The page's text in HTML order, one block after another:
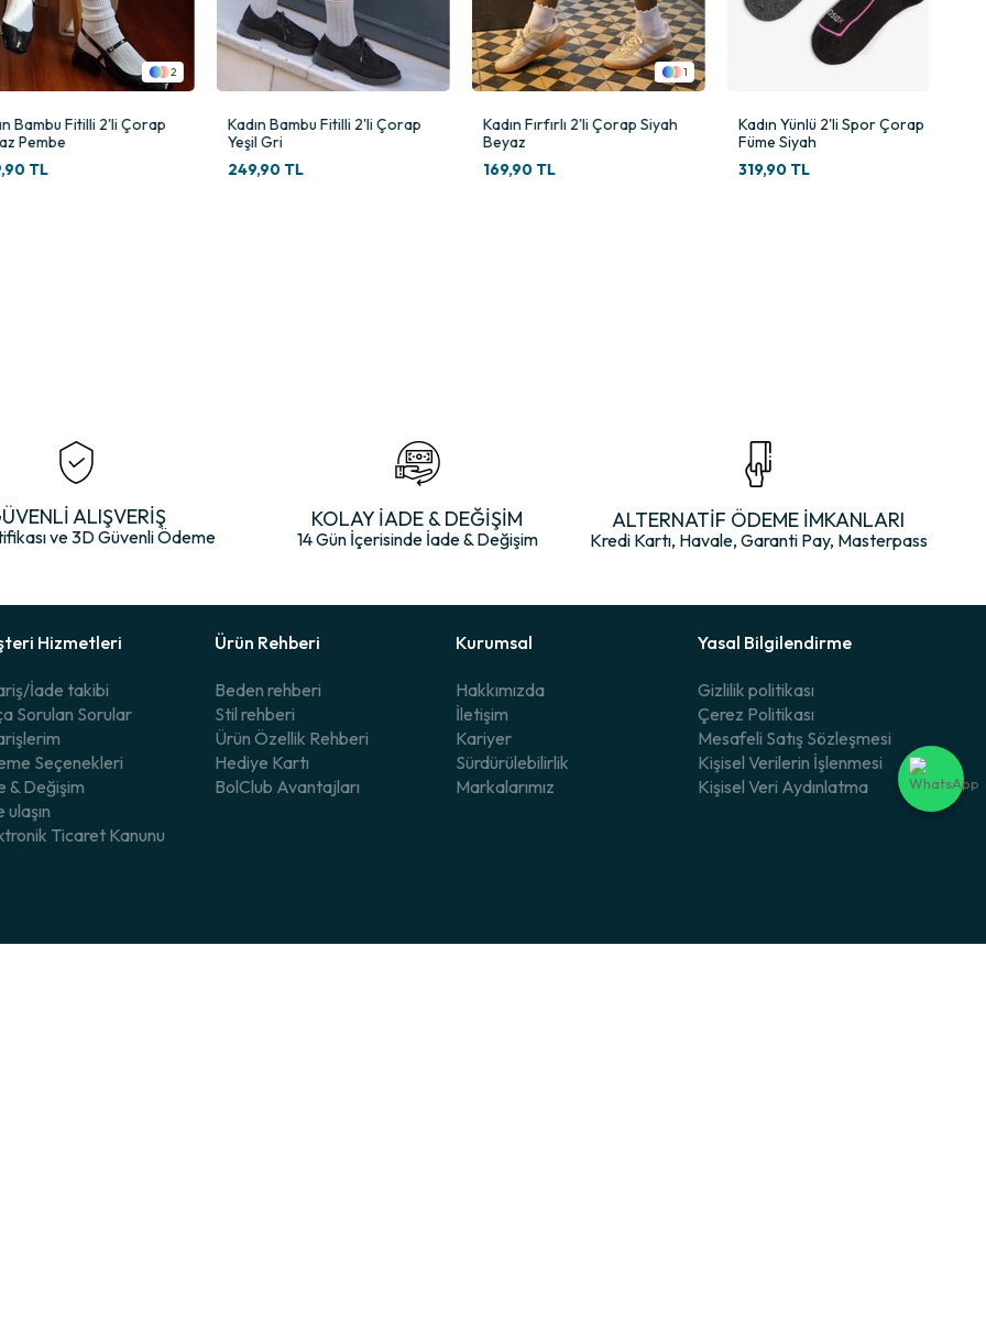
sunar.
bu modelinde kullanılan metalik iplikler, çorabı yalnızca bir ihtiyaç değil, aynı zamanda bir moda aksesuarına dönüştürüyor.
alanı sunar.
ön planda tutan bir marka olarak öne çıkar. İşte tercih etmeniz için bazı sebepler:
sağlık hem de estetik açısından önemlidir. Yanlış çorap seçimi rahatsızlık ve şıklık kaybı yaratabilir. Bolero, ergonomik tasarımı ve
Kadın Bambu Fitilli 2'li Çorap
1
Kadın Fırfırlı 2'li Çorap Siyah
Kadın Yünlü 2'li Spor Çorap
Kadın 2'li Kışlık Ev
ALIŞVERİŞ
ve 3D Güvenli Ödeme
KOLAY İADE & DEĞİŞİM
14 Gün İçerisinde İade & Değişim
ALTERNATİF ÖDEME İMKANLARI
Kredi Kartı, Havale, Garanti Pay, Masterpass
Hizmetleri
İade takibi
Sorulan Sorular
Seçenekleri
& Değişim
ulaşın
Ticaret Kanunu
Ürün Rehberi
Beden rehberi
Stil rehberi
Ürün Özellik Rehberi
Hediye Kartı
BolClub Avantajları
Kurumsal
Hakkımızda
İletişim
Kariyer
Sürdürülebilirlik
Markalarımız
Yasal Bilgilendirme
Gizlilik politikası
Çerez Politikası
Mesafeli Satış Sözleşmesi
Kişisel Verilerin İşlenmesi
Kişisel Veri Aydınlatma